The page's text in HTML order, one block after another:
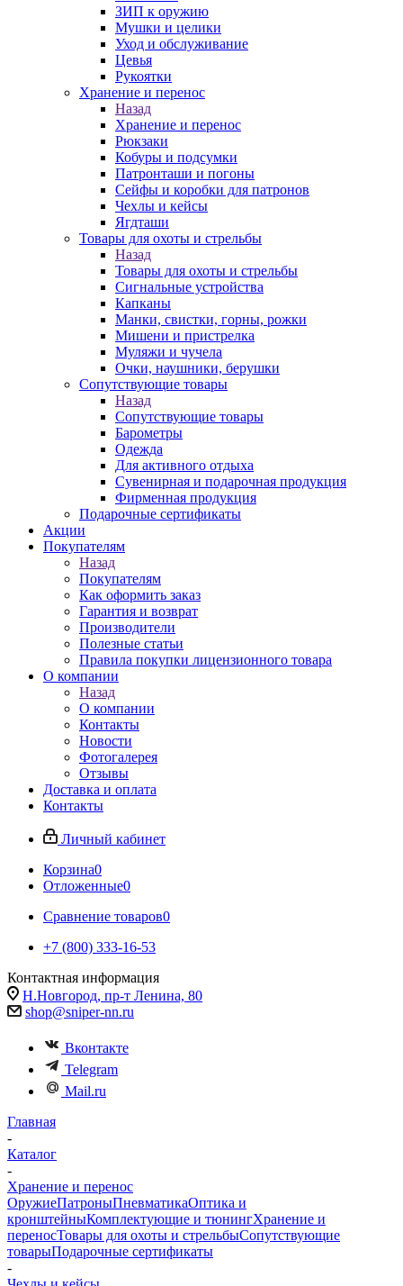
ЗИП к оружию
Мушки и целики
Уход и обслуживание
Цевья
Рукоятки
Хранение и перенос
Назад
Хранение и перенос
Рюкзаки
Кобуры и подсумки
Патронташи и погоны
Сейфы и коробки для патронов
Чехлы и кейсы
Ягдташи
Товары для охоты и стрельбы
Назад
Товары для охоты и стрельбы
Сигнальные устройства
Капканы
Манки, свистки, горны, рожки
Мишени и пристрелка
Муляжи и чучела
Очки, наушники, берушки
Сопутствующие товары
Назад
Сопутствующие товары
Барометры
Одежда
Для активного отдыха
Сувенирная и подарочная продукция
Фирменная продукция
Подарочные сертификаты
Акции
Покупателям
Назад
Покупателям
Как оформить заказ
Гарантия и возврат
Производители
Полезные статьи
Правила покупки лицензионного товара
О компании
Назад
О компании
Контакты
Новости
Фотогалерея
Отзывы
Доставка и оплата
Контакты
Личный кабинет
Корзина0
Отложенные0
Сравнение товаров0
+7 (800) 333-16-53
Контактная информация
Н.Новгород, пр-т Ленина, 80
shop@sniper-nn.ru
Вконтакте
Telegram
Mail.ru
Главная
-
Каталог
-
Хранение и перенос
ОружиеПатроныПневматикаОптика и
кронштейныКомплектующие и тюнингХранение и
переносТовары для охоты и стрельбыСопутствующие
товарыПодарочные сертификаты
-